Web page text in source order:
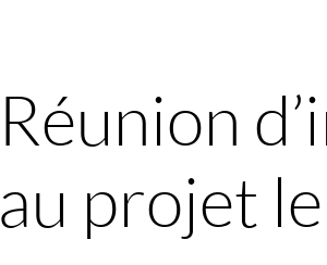
Réunion
au projet